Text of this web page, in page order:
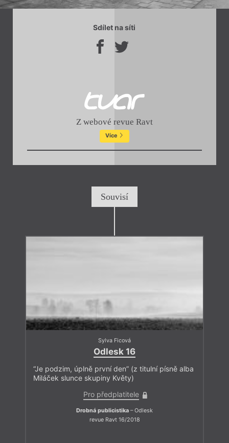
Načítá se.
Sdílet na síti
Z webové revue Ravt
Více
Souvisí
Sylva Ficová
Odlesk 16
“Je podzim, úplně první den” (z titulní písně alba
Miláček slunce skupiny Květy)
Pro předplatitele
Drobná publicistika – Odlesk
revue Ravt 16/2018